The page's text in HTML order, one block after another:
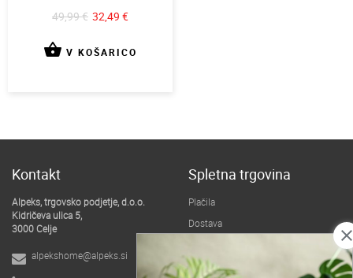
49,99 € 32,49 €
shopping_basket V KOŠARICO
Kontakt
Alpeks, trgovsko podjetje, d.o.o.
Kidričeva ulica 5,
3000 Celje
alpekshome@alpeks.si
Spletna trgovina
Plačila
Dostava
B2B spletna trgovina